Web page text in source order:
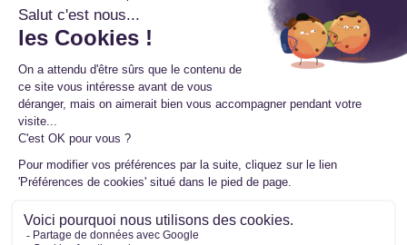
Les informations affichées sur ce site de pièces automobiles
proviennent de la base de données TecDoc. Elles sont protégées
par le droit d’auteur et ne peuvent en aucun cas être copiées,
reproduites, utilisées ou diffusées sans l’autorisation préalable de
TecAlliance. Toute utilisation non autorisée constitue une infraction
et pourra faire l’objet de poursuites.
Mentions légales
Conditions générales de vente